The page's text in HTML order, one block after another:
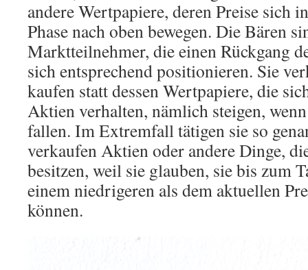
andere Wertpapiere, deren Preise sich
Phase nach oben bewegen. Die Bären
Marktteilnehmer, die einen Rückgang
sich entsprechend positionieren. Sie
kaufen statt dessen Wertpapiere, die
Aktien verhalten, nämlich steigen,
fallen. Im Extremfall tätigen sie so
verkaufen Aktien oder andere Dinge,
besitzen, weil sie glauben, sie bis zum
einem niedrigeren als dem aktuellen
können.